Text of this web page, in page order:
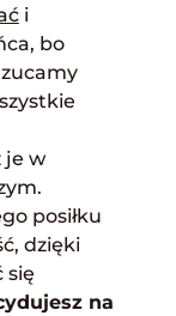
i
bo
je w
posiłku
dzięki
się
na